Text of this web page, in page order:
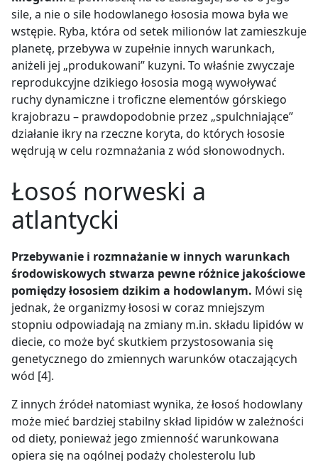
sile, a nie o sile hodowlanego łososia mowa była we
wstępie. Ryba, która od setek milionów lat zamieszkuje
planetę, przebywa w zupełnie innych warunkach,
aniżeli jej „produkowani” kuzyni. To właśniezwyczaje
reprodukcyjne dzikiego łososia mogą wywoływać
ruchy dynamiczne i troficzne elementów górskiego
krajobrazu – prawdopodobnie przez „spulchniające”
działanie ikry na rzeczne koryta, do których łososie
wędrują w celu rozmnażania z wód słonowodnych.
Łosoś norweski a
atlantycki
Przebywanie i rozmnażanie w innych warunkach
środowiskowych stwarza pewne różnice jakościowe
pomiędzy łososiem dzikim a hodowlanym. Mówi się
jednak, że organizmy łososi w coraz mniejszym
stopniu odpowiadają na zmiany m.in. składu lipidów w
diecie, co może być skutkiem przystosowania się
genetycznego do zmiennych warunków otaczających
wód [4].
Z innych źródeł natomiast wynika, że łosoś hodowlany
może mieć bardziej stabilny skład lipidów w zależności
od diety, ponieważ jego zmienność warunkowana
opiera się na ogólnej podaży cholesterolu lub